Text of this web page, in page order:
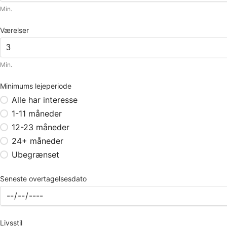
Min.
Værelser
Min.
Minimums lejeperiode
Alle har interesse
1-11 måneder
12-23 måneder
24+ måneder
Ubegrænset
Seneste overtagelsesdato
Livsstil